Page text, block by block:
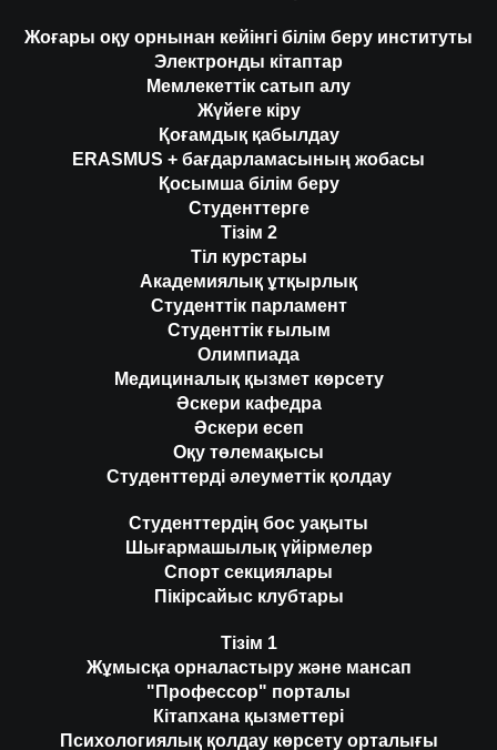
Жоғары оқу орнынан кейінгі білім беру институты
Электронды кітаптар
Мемлекеттік сатып алу
Жүйеге кіру
Қоғамдық қабылдау
ERASMUS + бағдарламасының жобасы
Қосымша білім беру
Студенттерге
Тізім 2
Тіл курстары
Академиялық ұтқырлық
Студенттік парламент
Студенттік ғылым
Олимпиада
Медициналық қызмет көрсету
Әскери кафедра
Әскери есеп
Оқу төлемақысы
Студенттерді әлеуметтік қолдау
Студенттердің бос уақыты
Шығармашылық үйірмелер
Спорт секциялары
Пікірсайыс клубтары
Тізім 1
Жұмысқа орналастыру және мансап
"Профессор" порталы
Кітапхана қызметтері
Психологиялық қолдау көрсету орталығы